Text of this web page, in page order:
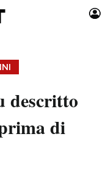
descritto
di